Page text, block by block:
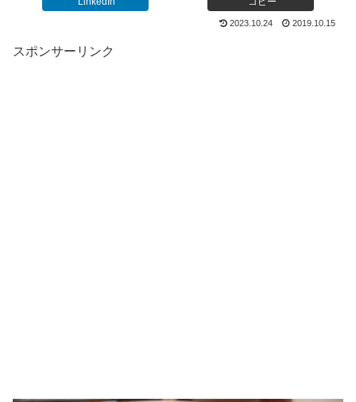
2023.10.24 2019.10.15
スポンサーリンク